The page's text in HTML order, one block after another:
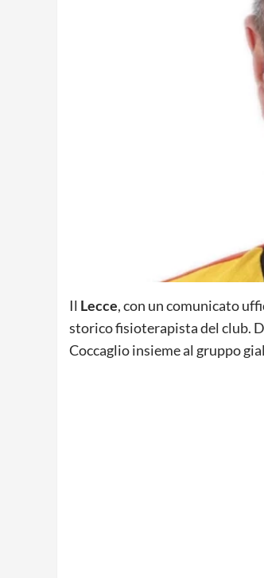
Il Lecce, con un comunicato
storico fisioterapista del club.
Coccaglio insieme al gruppo